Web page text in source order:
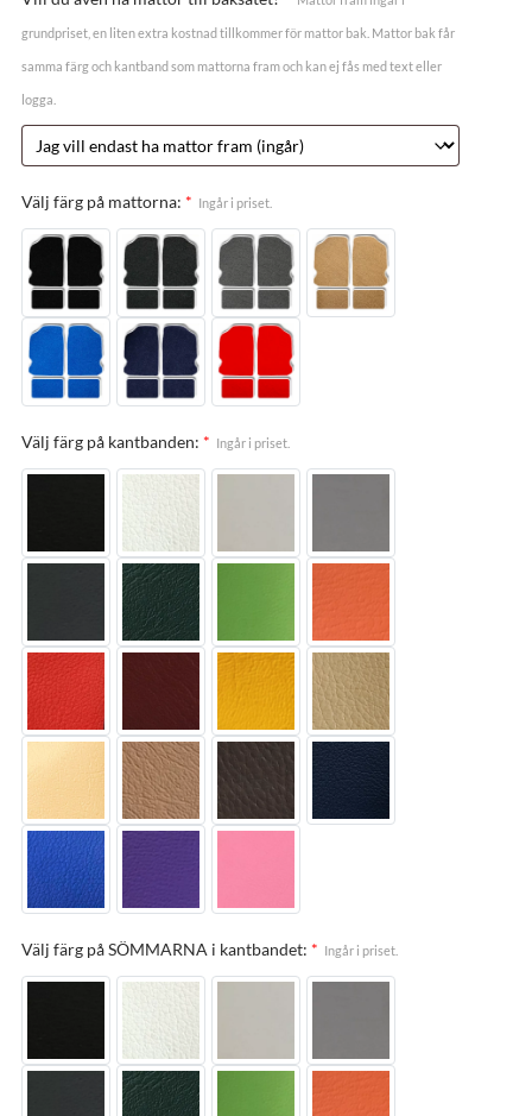
grundpriset, en liten extra kostnad tillkommer för mattor bak. Mattor bak får
samma färg och kantband som mattorna fram och kan ej fås med text eller
logga.
Välj färg på mattorna: * Ingår i priset.
Välj färg på kantbanden: * Ingår i priset.
Välj färg på SÖMMARNA i kantbandet: * Ingår i priset.